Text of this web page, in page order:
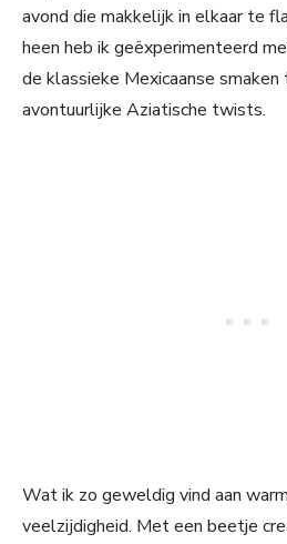
avond die makkelijk in elkaar te
heen heb ik geëxperimenteerd
de klassieke Mexicaanse
avontuurlijke Aziatische twists.
Wat ik zo geweldig vind aan
veelzijdigheid. Met een beetje